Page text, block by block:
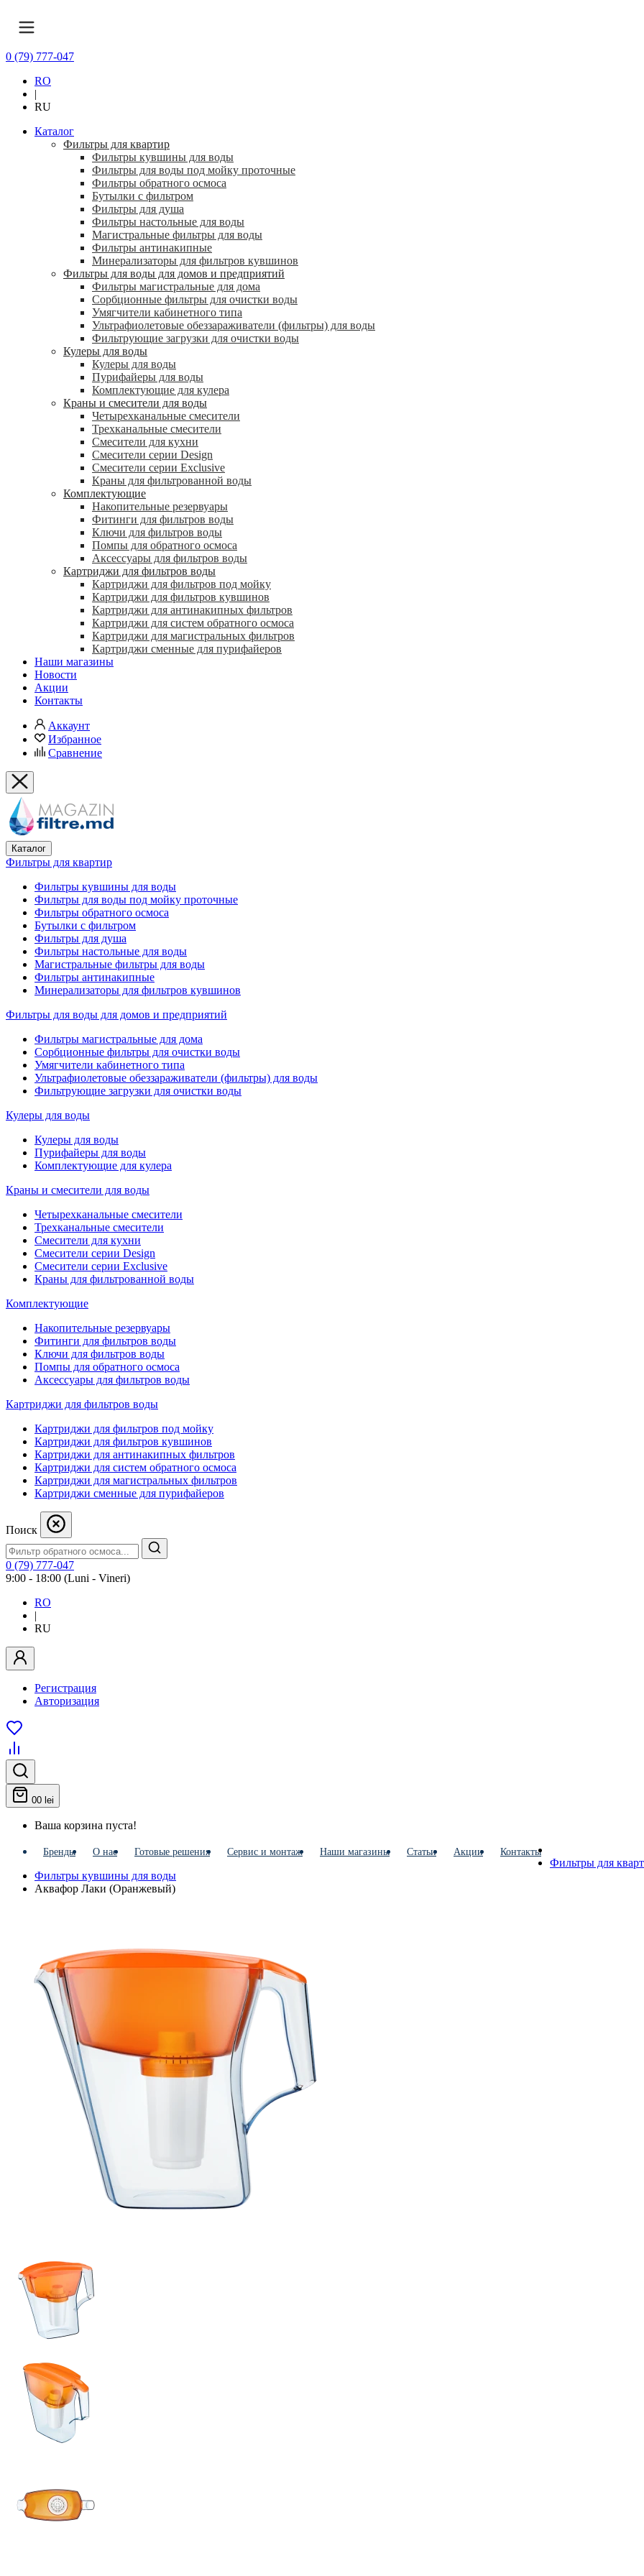
0 (79) 777-047
RO
|
RU
Каталог
Фильтры для квартир
Фильтры кувшины для воды
Фильтры для воды под мойку проточные
Фильтры обратного осмоса
Бутылки с фильтром
Фильтры для душа
Фильтры настольные для воды
Магистральные фильтры для воды
Фильтры антинакипные
Минерализаторы для фильтров кувшинов
Фильтры для воды для домов и предприятий
Фильтры магистральные для дома
Сорбционные фильтры для очистки воды
Умягчители кабинетного типа
Ультрафиолетовые обеззараживатели (фильтры) для воды
Фильтрующие загрузки для очистки воды
Кулеры для воды
Кулеры для воды
Пурифайеры для воды
Комплектующие для кулера
Краны и смесители для воды
Четырехканальные смесители
Трехканальные смесители
Смесители для кухни
Смесители серии Design
Смесители серии Exclusive
Краны для фильтрованной воды
Комплектующие
Накопительные резервуары
Фитинги для фильтров воды
Ключи для фильтров воды
Помпы для обратного осмоса
Аксессуары для фильтров воды
Картриджи для фильтров воды
Картриджи для фильтров под мойку
Картриджи для фильтров кувшинов
Картриджи для антинакипных фильтров
Картриджи для систем обратного осмоса
Картриджи для магистральных фильтров
Картриджи сменные для пурифайеров
Наши магазины
Новости
Акции
Контакты
Аккаунт
Избранное
Сравнение
Каталог
Фильтры для квартир
Фильтры кувшины для воды
Фильтры для воды под мойку проточные
Фильтры обратного осмоса
Бутылки с фильтром
Фильтры для душа
Фильтры настольные для воды
Магистральные фильтры для воды
Фильтры антинакипные
Минерализаторы для фильтров кувшинов
Фильтры для воды для домов и предприятий
Фильтры магистральные для дома
Сорбционные фильтры для очистки воды
Умягчители кабинетного типа
Ультрафиолетовые обеззараживатели (фильтры) для воды
Фильтрующие загрузки для очистки воды
Кулеры для воды
Кулеры для воды
Пурифайеры для воды
Комплектующие для кулера
Краны и смесители для воды
Четырехканальные смесители
Трехканальные смесители
Смесители для кухни
Смесители серии Design
Смесители серии Exclusive
Краны для фильтрованной воды
Комплектующие
Накопительные резервуары
Фитинги для фильтров воды
Ключи для фильтров воды
Помпы для обратного осмоса
Аксессуары для фильтров воды
Картриджи для фильтров воды
Картриджи для фильтров под мойку
Картриджи для фильтров кувшинов
Картриджи для антинакипных фильтров
Картриджи для систем обратного осмоса
Картриджи для магистральных фильтров
Картриджи сменные для пурифайеров
Поиск
0 (79) 777-047
9:00 - 18:00 (Luni - Vineri)
RO
|
RU
Регистрация
Авторизация
00 lei
Ваша корзина пуста!
Бренды О нас Готовые решения Сервис и монтаж Наши магазины Статьи Акции Контакты
Фильтры для
Фильтры кувшины для воды
Аквафор Лаки (Оранжевый)